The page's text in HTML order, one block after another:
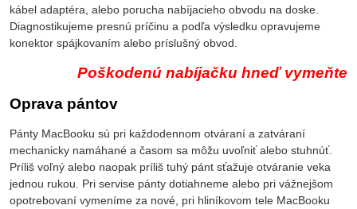
kábel adaptéra, alebo porucha nabíjacieho obvodu na doske.
Diagnostikujeme presnú príčinu a podľa výsledku opravujeme
konektor spájkovaním alebo príslušný obvod.
Poškodenú nabíjačku hneď vymeňte
Oprava pántov
Pánty MacBooku sú pri každodennom otváraní a zatváraní
mechanicky namáhané a časom sa môžu uvoľniť alebo stuhnúť.
Príliš voľný alebo naopak príliš tuhý pánt sťažuje otváranie veka
jednou rukou. Pri servise pánty dotiahneme alebo pri vážnejšom
opotrebovaní vymeníme za nové, pri hliníkovom tele MacBooku